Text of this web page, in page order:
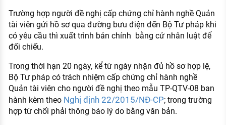
Trường hợp người đề nghị cấp chứng chỉ hành nghề Quản
tài viên gửi hồ sơ qua đường bưu điện đến Bộ Tư pháp khi
có yêu cầu thì xuất trình bản chính bằng cử nhân luật để
đối chiếu.
Trong thời hạn 20 ngày, kể từ ngày nhận đủ hồ sơ hợp lệ,
Bộ Tư pháp có trách nhiệm cấp chứng chỉ hành nghề
Quản tài viên cho người đề nghị theo mẫu TP-QTV-08 ban
hành kèm theo Nghị định 22/2015/NĐ-CP; trong trường
hợp từ chối phải thông báo lý do bằng văn bản.